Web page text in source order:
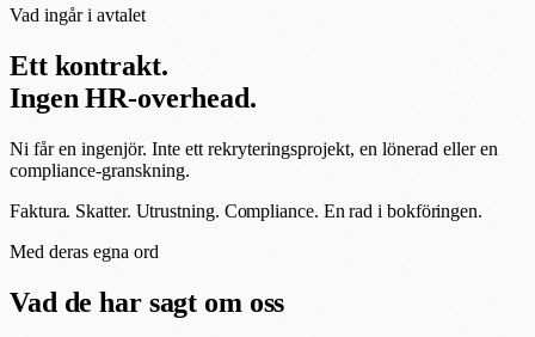
Vad ingår i avtalet
Ett kontrakt.
Ingen HR-overhead.
Ni får en ingenjör. Inte ett rekryteringsprojekt, en lönerad eller en
compliance-granskning.
Faktura. Skatter. Utrustning. Compliance. En rad i bokföringen.
Med deras egna ord
Vad de har sagt om oss